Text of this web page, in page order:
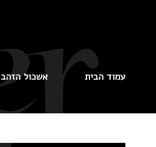
עמוד הבית אשכול הזהב